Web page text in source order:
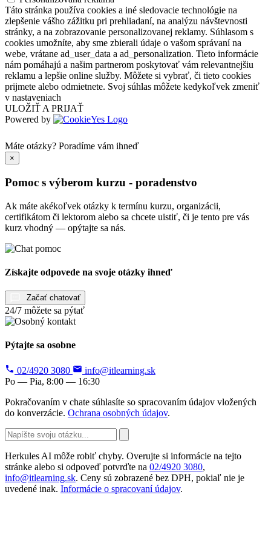
Táto stránka používa cookies a iné sledovacie technológie na
zlepšenie vášho zážitku pri prehliadaní, na analýzu návštevnosti
stránky, a na zobrazovanie personalizovanej reklamy. Súhlasom s
cookies umožníte, aby sme zbierali údaje o vašom správaní na
webe, vrátane ad_user_data a ad_personalization. Tieto informácie
nám pomáhajú a našim partnerom poskytovať vám relevantnejšiu
reklamu a lepšie online služby. Môžete si vybrať, či tieto cookies
prijmete alebo odmietnete. Svoj súhlas môžete kedykoľvek zmeniť
v nastaveniach
ULOŽIŤ A PRIJAŤ
Powered by
Máte otázky? Poradíme vám ihneď
×
Pomoc s výberom kurzu - poradenstvo
Ak máte akékoľvek otázky k termínu kurzu, organizácii,
certifikátom či lektorom alebo sa chcete uistiť, či je tento pre vás
kurz vhodný — opýtajte sa nás.
Získajte odpovede na svoje otázky ihneď
Začať chatovať
24/7 môžete sa pýtať
Pýtajte sa osobne
02/4920 3080
info@itlearning.sk
Po — Pia, 8:00 — 16:30
Pokračovaním v chate súhlasíte so spracovaním údajov vložených
do konverzácie. Ochrana osobných údajov.
Herkules AI môže robiť chyby. Overujte si informácie na tejto
stránke alebo si odpoveď potvrďte na 02/4920 3080,
info@itlearning.sk. Ceny sú zobrazené bez DPH, pokiaľ nie je
uvedené inak. Informácie o spracovaní údajov.